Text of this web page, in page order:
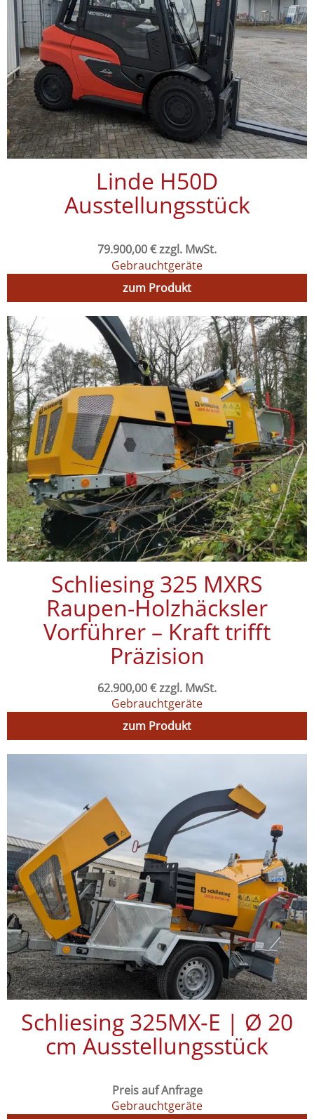
Linde H50D
Ausstellungsstück
79.900,00€zzgl. MwSt.
Gebrauchtgeräte
zum Produkt
Schliesing 325 MXRS
Raupen-Holzhäcksler
Vorführer – Kraft trifft
Präzision
62.900,00€zzgl. MwSt.
Gebrauchtgeräte
zum Produkt
Schliesing 325MX‑E | Ø 20
cm Ausstellungsstück
Preis auf Anfrage
Gebrauchtgeräte